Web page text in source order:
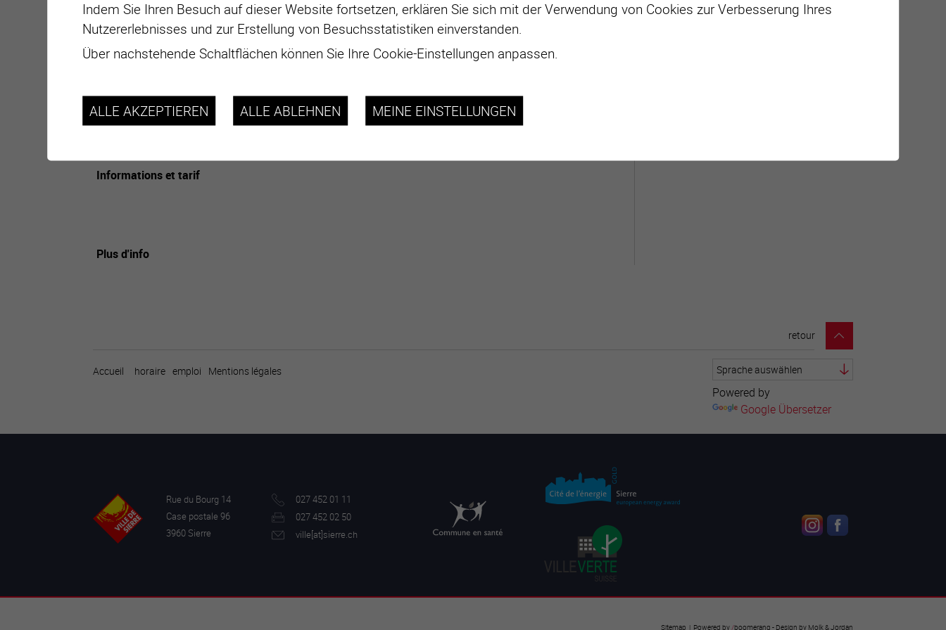
Datum
Adresse
Informations et tarif
Plus d'info
Accueil horaire emploi Mentions légales
Powered by
Google Übersetzer
retour
Rue du Bourg 14
Case postale 96
3960 Sierre
027 452 01 11
027 452 02 50
ville[at]sierre.ch
Sitemap | Powered by /boomerang - Design by Molk & Jordan
Indem Sie Ihren Besuch auf dieser Website fortsetzen, erklären Sie sich mit der Verwendung von Cookies zur Verbesserung Ihres
Nutzererlebnisses und zur Erstellung von Besuchsstatistiken einverstanden.
Über nachstehende Schaltflächen können Sie Ihre Cookie-Einstellungen anpassen.
ALLE AKZEPTIEREN ALLE ABLEHNEN MEINE EINSTELLUNGEN